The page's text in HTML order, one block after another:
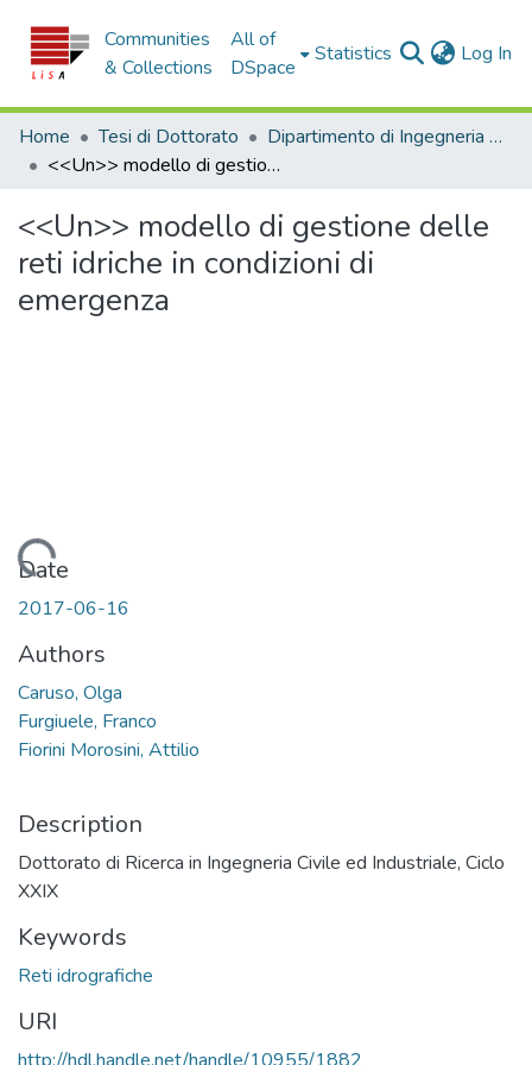
Communities
& Collections
All of
DSpace
Statistics Log In
Home Tesi di Dottorato
Dipartimento di Ingegneria Civile - Tesi di Dottorato
<<Un>> modello di gestione delle reti idriche in condizioni di emergenza
<<Un>> modello di gestione delle
reti idriche in condizioni di
emergenza
Loading...
Date
2017-06-16
Authors
Caruso, Olga
Furgiuele, Franco
Fiorini Morosini, Attilio
Description
Dottorato di Ricerca in Ingegneria Civile ed Industriale, Ciclo
XXIX
Keywords
Reti idrografiche
URI